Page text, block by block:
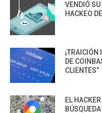
VENDIÓ
HACKEO
¡TRAICIÓN
DE
CLIENTES”
EL